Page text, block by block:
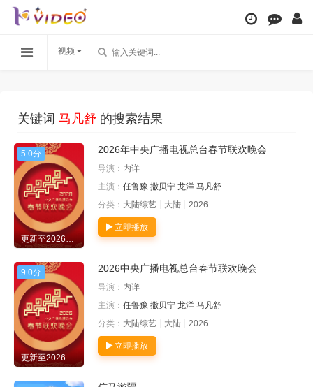
视频
关键词 马凡舒 的搜索结果
5.0分
更新至20260217期歌舞纯享
2026年中央广播电视总台春节联欢晚会
导演： 内详
主演： 任鲁豫 撒贝宁 龙洋 马凡舒
分类： 大陆综艺 大陆 2026
立即播放
9.0分
更新至20260217期歌舞类节目纯享
2026中央广播电视总台春节联欢晚会
导演： 内详
主演： 任鲁豫 撒贝宁 龙洋 马凡舒
分类： 大陆综艺 大陆 2026
立即播放